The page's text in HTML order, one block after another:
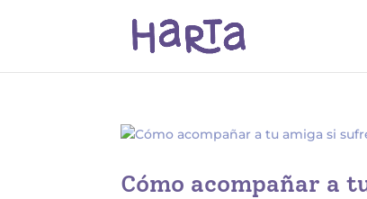
Cómo acompañar a